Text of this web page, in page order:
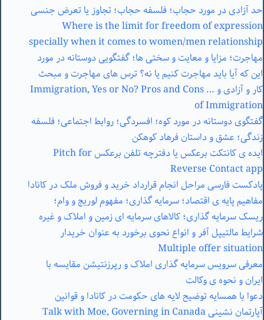
حد آزادی در مورد حجاب؛ فلسفه حجاب؛ تجاوز یا تعرض جنسی
Where is the limit for freedom of expression
specially when it comes to women/men relationship
مهاجرت؛ مزایا و معایت و سختی ها؛ گفتگویی دوستانه در مورد
این که آیا باید مهاجرت کنیم یا نه؟ ترس های مهاجرت و مبحث
کار و آزادی و … Immigration, Yes or No? Pros and Cons
of Immigration
گفتگوی دوستانه در مورد کوه؛ افسردگی؛ روابط اجتماعی؛ فلسفه
زندگی؛ عشق و داستان فرهاد کوهکن
ایده ی کانتکت برعکس یا دفترچه تلفن برعکس Pitch for
Reverse Contact app
پادکست فارسی مراحل انجام قرارداد خرید و فروش ملک در کانادا
مفاهیم پایه ی اقتصاد؛ سرمایه گذاری؛ مفهوم لوریج و وام؛
ریسک سرمایه گذاری؛ کالاهای سرمایه ای زمین و املاک و غیره
شرایط مالتیپل آفر و انواع نحوی برخورد به عنوان خریدار
Multiple offer situation
معرفی سرویس سرمایه گذاری املاک و رپرزنتیشن مقایسه با
ایران و نحوه ی وکالت
دعوا با همسایه توضیح لایه های حکومت در کانادا و قوانین
آپارتمان نشینی Talk with Moe, Governing in Canada